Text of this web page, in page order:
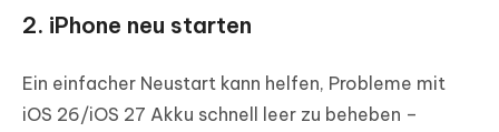
2. iPhone neu starten
Ein einfacher Neustart kann helfen, Probleme mit
iOS 26/iOS 27 Akku schnell leer zu beheben –